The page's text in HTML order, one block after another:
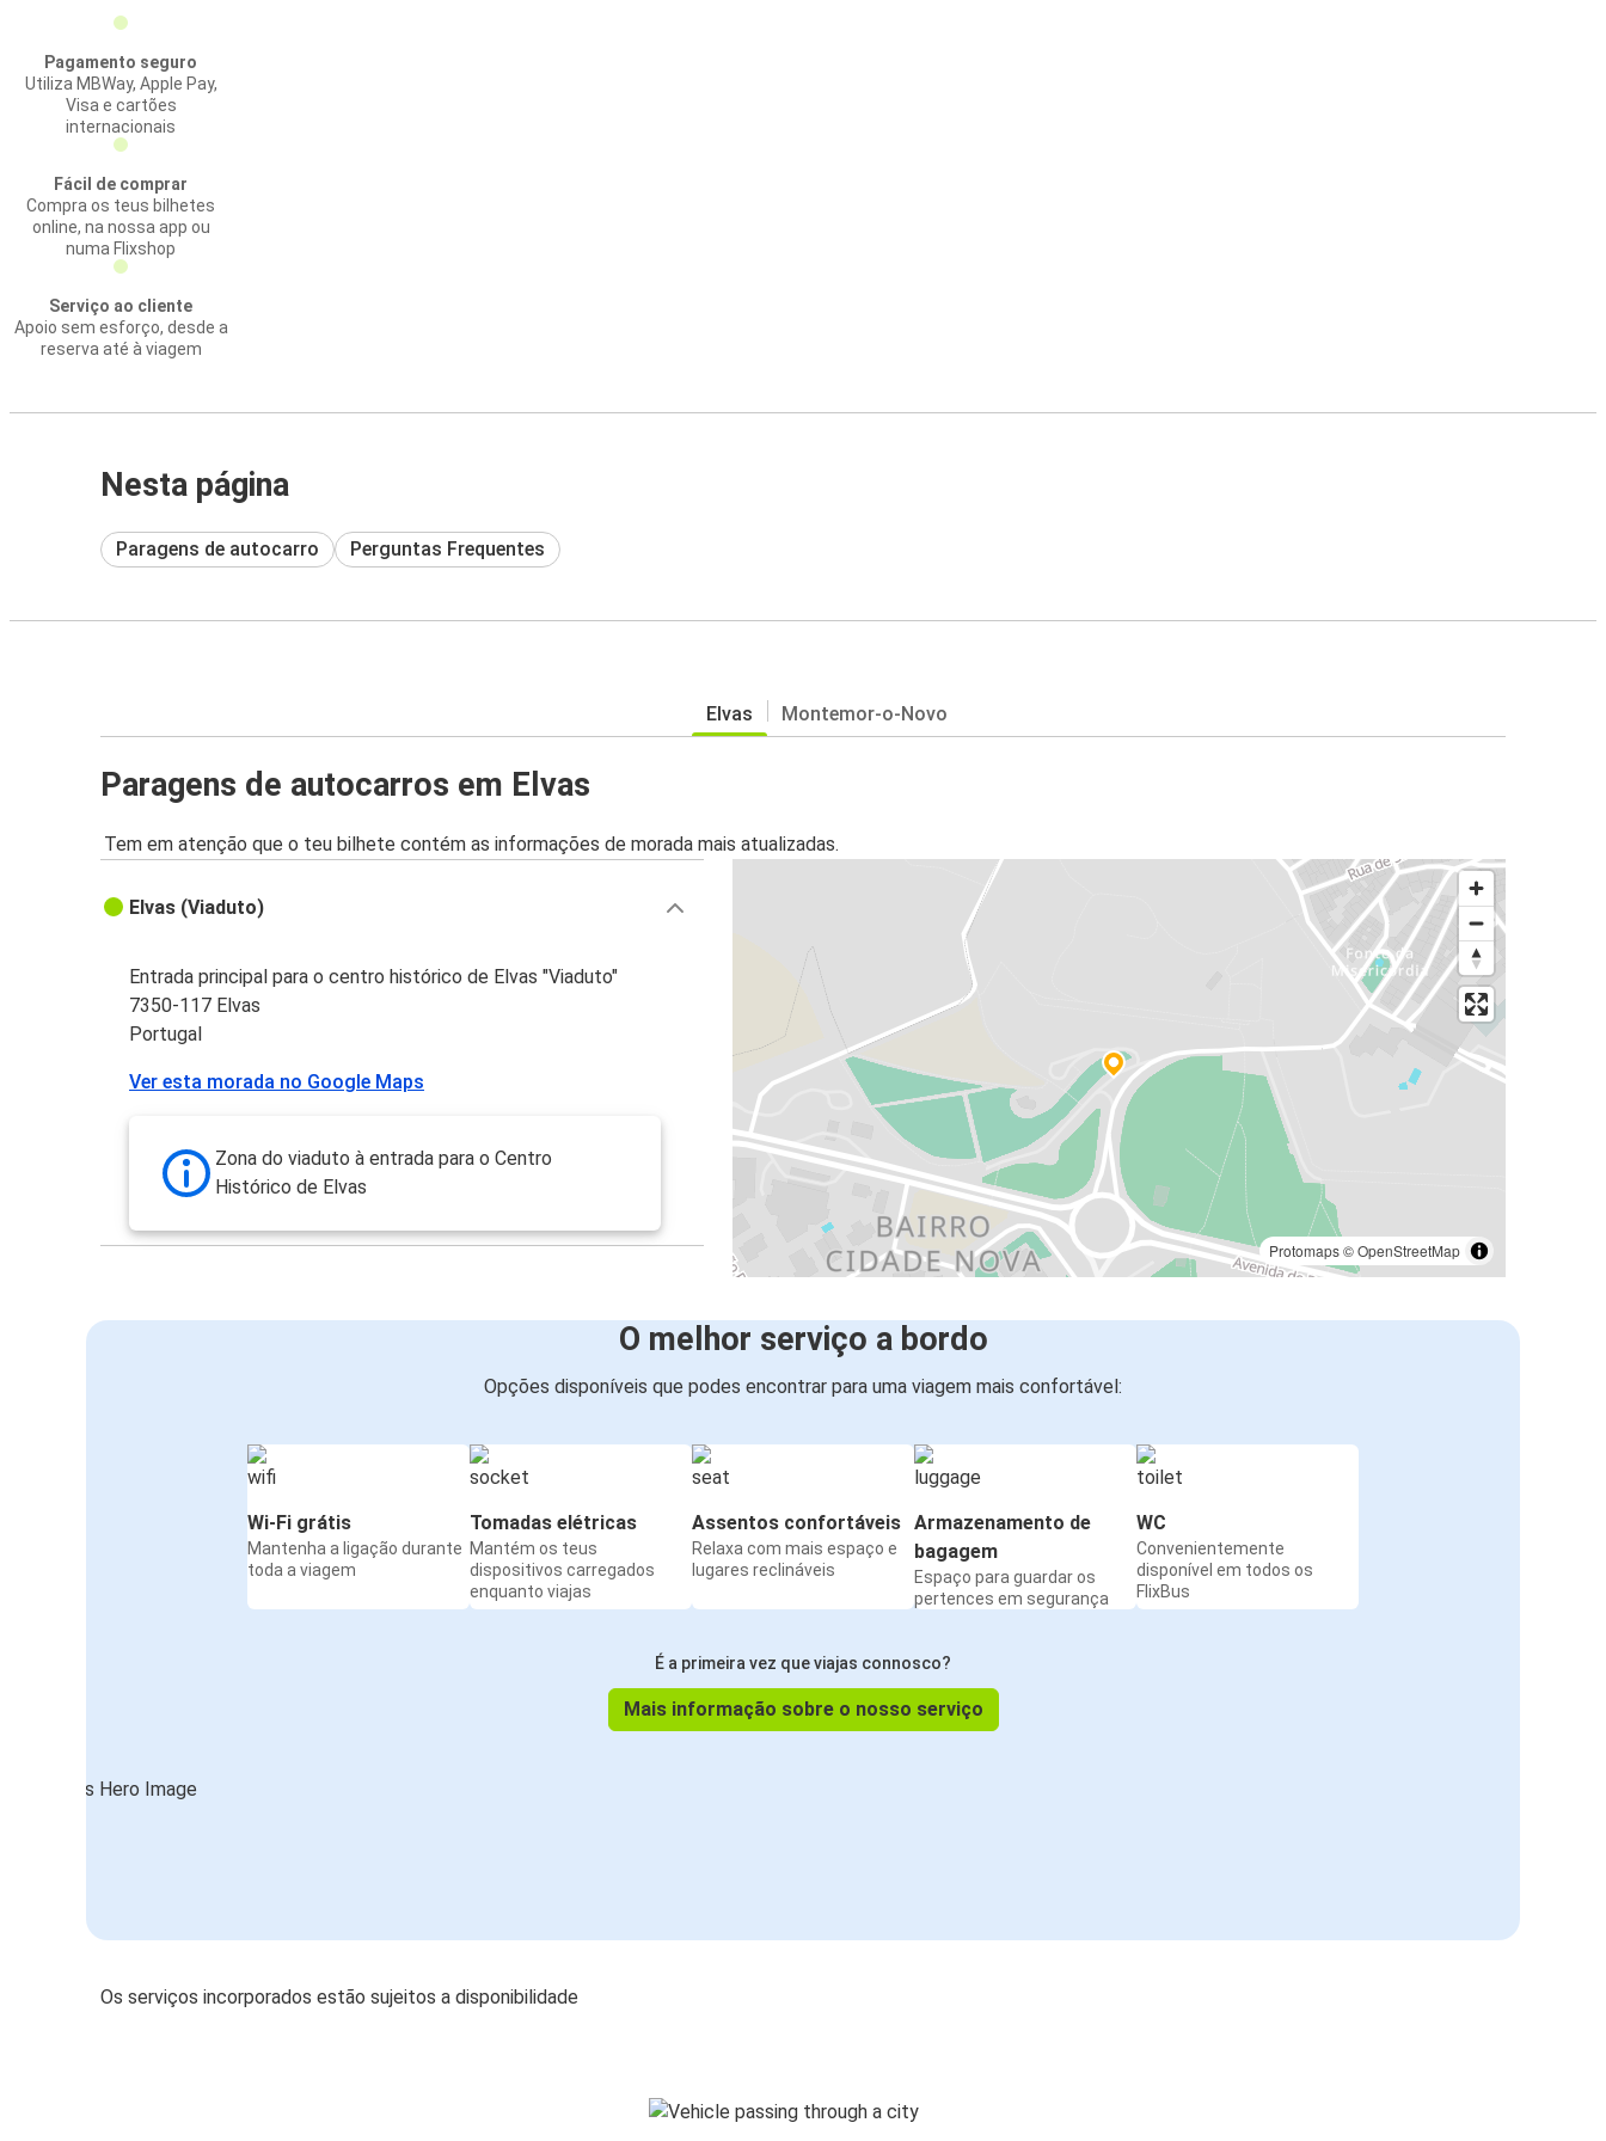
Pagamento seguro
Utiliza MBWay, Apple Pay,
Visa e cartões
internacionais
Fácil de comprar
Compra os teus bilhetes
online, na nossa app ou
numa Flixshop
Serviço ao cliente
Apoio sem esforço, desde a
reserva até à viagem
Nesta página
Paragens de autocarro Perguntas Frequentes
Elvas Montemor-o-Novo
Paragens de autocarros em Elvas
Tem em atenção que o teu bilhete contém as informações de morada mais atualizadas.
Protomaps©OpenStreetMap
Elvas (Viaduto)
Entrada principal para o centro histórico de Elvas "Viaduto"
7350-117 Elvas
Portugal
Ver esta morada no Google Maps
Zona do viaduto à entrada para o Centro
Histórico de Elvas
O melhor serviço a bordo
Opções disponíveis que podes encontrar para uma viagem mais confortável:
Wi-Fi grátis
Mantenha a ligação durante
toda a viagem
Tomadas elétricas
Mantém os teus
dispositivos carregados
enquanto viajas
Assentos confortáveis
Relaxa com mais espaço e
lugares reclináveis
Armazenamento de
bagagem
Espaço para guardar os
pertences em segurança
WC
Convenientemente
disponível em todos os
FlixBus
É a primeira vez que viajas connosco?
Mais informação sobre o nosso serviço
Os serviços incorporados estão sujeitos a disponibilidade